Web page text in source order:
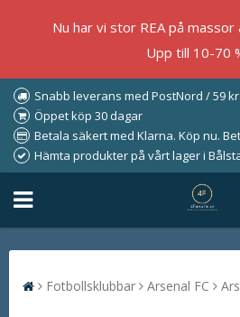
Nu har vi stor REA på
Upp till 10-70
Snabb leverans med PostNord / 59 kr
Öppet köp 30 dagar
Betala säkert med Klarna. Köp nu.
Hämta produkter på vårt lager i
Fotbollsklubbar Arsenal FC